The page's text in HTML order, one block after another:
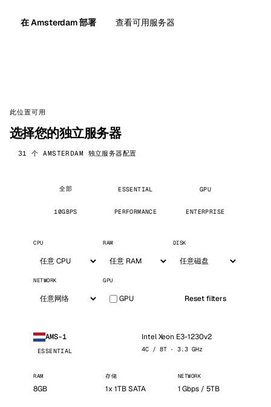
在 Amsterdam 部署 查看可用服务器
此位置可用
选择您的独立服务器
31 个 AMSTERDAM 独立服务器配置
全部 ESSENTIAL GPU
10GBPS PERFORMANCE ENTERPRISE
CPU RAM DISK
NETWORK GPU
GPU Reset filters
AMS-1
ESSENTIAL
Intel Xeon E3-1230v2
4C / 8T · 3.3 GHz
RAM
8GB
存储
1x 1TB SATA
NETWORK
1 Gbps / 5TB